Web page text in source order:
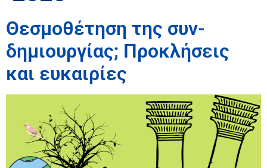
Θεσμοθέτηση της συν-
δημιουργίας; Προκλήσεις
και ευκαιρίες